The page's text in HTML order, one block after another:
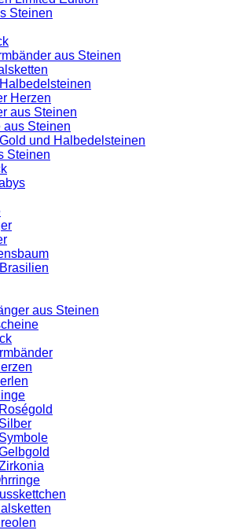
Steinen
aus Steinen
Herzen
aus Steinen
aus Steinen
und Halbedelsteinen
Steinen
aus Steinen